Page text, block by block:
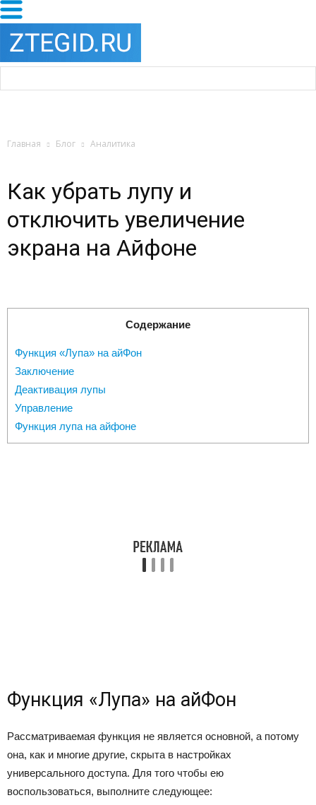
Главная Блог Аналитика
Как убрать лупу и
отключить увеличение
экрана на Айфоне
Содержание
Функция «Лупа» на айФон
Заключение
Деактивация лупы
Управление
Функция лупа на айфоне
Функция «Лупа» на айФон
Рассматриваемая функция не является основной, а потому
она, как и многие другие, скрыта в настройках
универсального доступа. Для того чтобы ею
воспользоваться, выполните следующее: